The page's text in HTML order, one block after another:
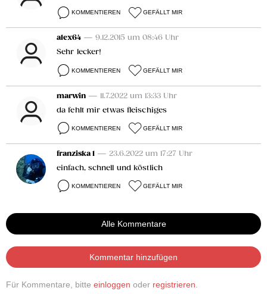
KOMMENTIEREN GEFÄLLT MIR
alex64 — 9.12.2015 um 08:46 Uhr
Sehr lecker!
KOMMENTIEREN GEFÄLLT MIR
marwin — 11.7.2022 um 13:33 Uhr
da fehlt mir etwas fleischiges
KOMMENTIEREN GEFÄLLT MIR
franziska 1 — 23.6.2022 um 17:27 Uhr
einfach, schnell und köstlich
KOMMENTIEREN GEFÄLLT MIR
Alle Kommentare
Kommentar hinzufügen
Für Kommentare, bitte einloggen oder registrieren